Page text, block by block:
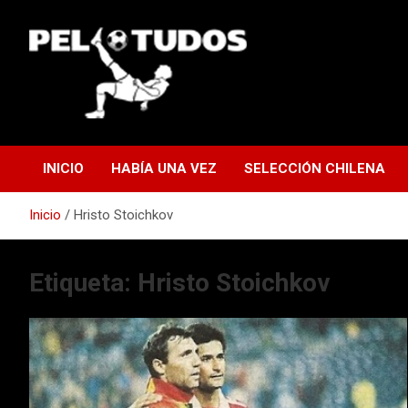
contenido
INICIO HABÍA UNA VEZ SELECCIÓN CHILENA
Inicio Hristo Stoichkov
Etiqueta: Hristo Stoichkov